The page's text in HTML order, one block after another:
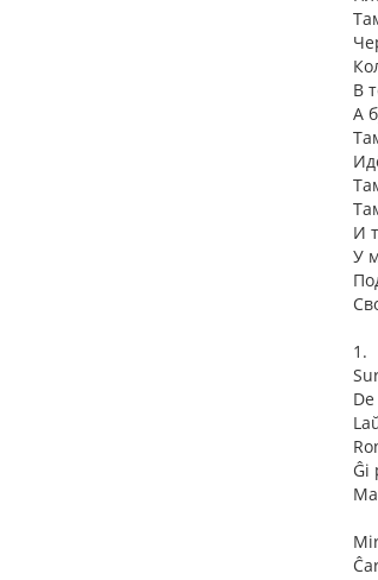
В
А
И
У
1.
Ĝi